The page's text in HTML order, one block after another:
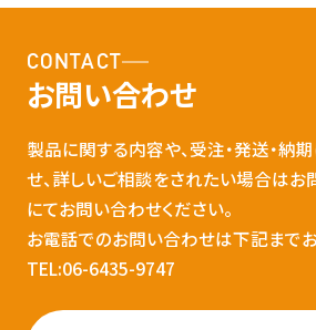
CONTACT
お問い合わせ
製品に関する内容や、受注・発送・納
せ、詳しいご相談をされたい場合はお
にてお問い合わせください。
お電話でのお問い合わせは下記までお
TEL:06-6435-9747